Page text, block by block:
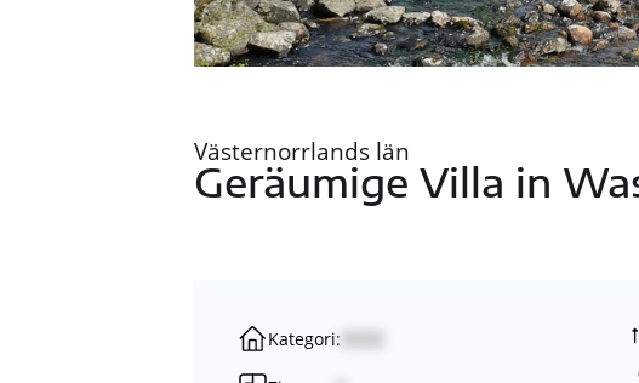
Västernorrlands län
Geräumige Villa in
Kategori: